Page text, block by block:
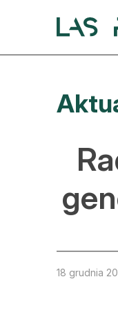
18 grudnia